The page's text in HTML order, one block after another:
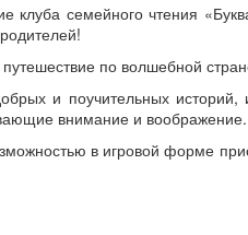
клуба семейного чтения
по волшебной
и поучительных историй,
внимание и воображение.
в игровой форме